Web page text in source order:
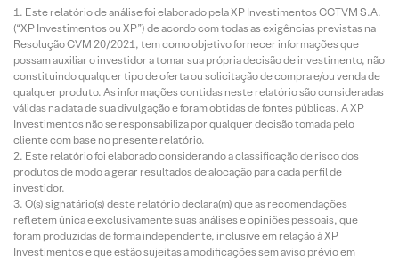
Este relatório de análise foi elaborado pela XP Investimentos CCTVM S.A.
(“XP Investimentos ou XP”) de acordo com todas as exigências previstas na
Resolução CVM 20/2021, tem como objetivo fornecer informações que
possam auxiliar o investidor a tomar sua própria decisão de investimento, não
constituindo qualquer tipo de oferta ou solicitação de compra e/ou venda de
qualquer produto. As informações contidas neste relatório são consideradas
válidas na data de sua divulgação e foram obtidas de fontes públicas. A XP
Investimentos não se responsabiliza por qualquer decisão tomada pelo
cliente com base no presente relatório.
Este relatório foi elaborado considerando a classificação de risco dos
produtos de modo a gerar resultados de alocação para cada perfil de
investidor.
O(s) signatário(s) deste relatório declara(m) que as recomendações
refletem única e exclusivamente suas análises e opiniões pessoais, que
foram produzidas de forma independente, inclusive em relação à XP
Investimentos e que estão sujeitas a modificações sem aviso prévio em